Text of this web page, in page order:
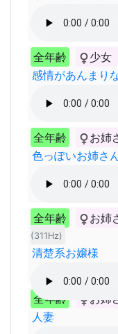
全年齢 少女
感情があんまり
全年齢 お姉
色っぽいお姉さ
全年齢 お姉
(311Hz)
清楚系お嬢様
全年齢 お姉
人妻